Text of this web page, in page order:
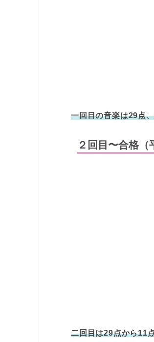
一回目の音楽は29点
２回目〜合格（
二回目は29点から11